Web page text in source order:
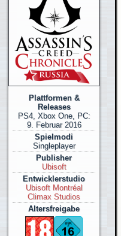
Plattformen &
Releases
PS4, Xbox One, PC:
9. Februar 2016
Spielmodi
Singleplayer
Publisher
Ubisoft
Entwicklerstudio
Ubisoft Montréal
Climax Studios
Altersfreigabe